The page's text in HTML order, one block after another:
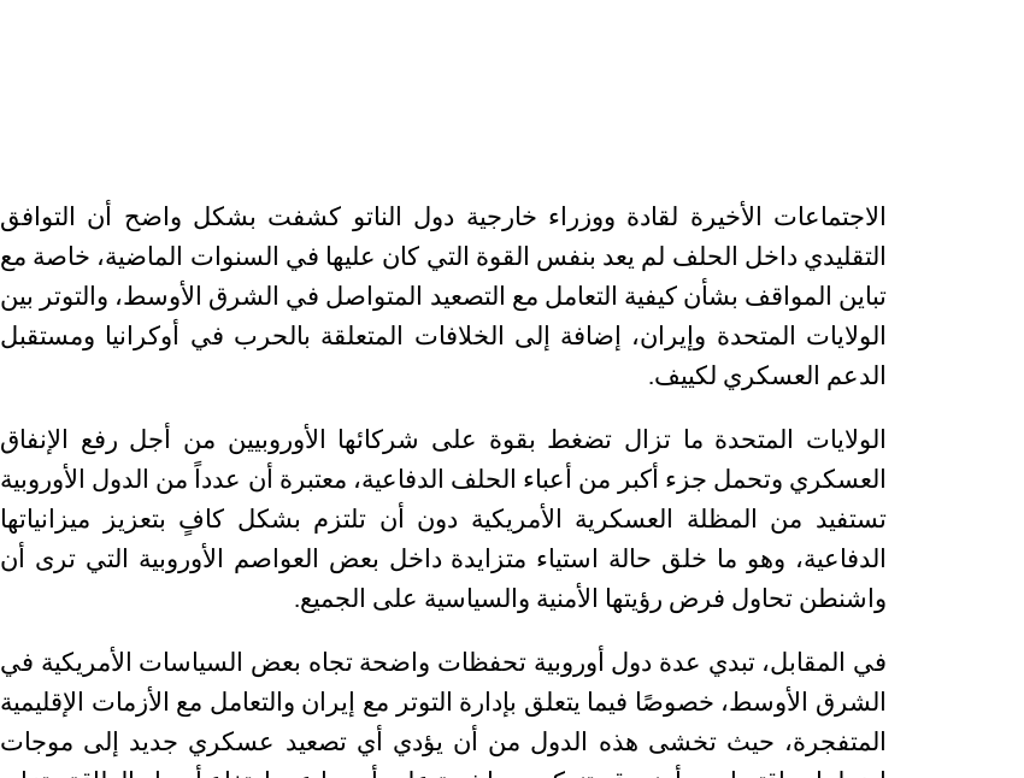
الاجتماعات الأخيرة لقادة ووزراء خارجية دول الناتو كشفت بشكل واضح أن التوافق
التقليدي داخل الحلف لم يعد بنفس القوة التي كان عليها في السنوات الماضية، خاصة مع
تباين المواقف بشأن كيفية التعامل مع التصعيد المتواصل في الشرق الأوسط، والتوتر بين
الولايات المتحدة وإيران، إضافة إلى الخلافات المتعلقة بالحرب في أوكرانيا ومستقبل
الدعم العسكري لكييف.
الولايات المتحدة ما تزال تضغط بقوة على شركائها الأوروبيين من أجل رفع الإنفاق
العسكري وتحمل جزء أكبر من أعباء الحلف الدفاعية، معتبرة أن عدداً من الدول الأوروبية
تستفيد من المظلة العسكرية الأمريكية دون أن تلتزم بشكل كافٍ بتعزيز ميزانياتها
الدفاعية، وهو ما خلق حالة استياء متزايدة داخل بعض العواصم الأوروبية التي ترى أن
واشنطن تحاول فرض رؤيتها الأمنية والسياسية على الجميع.
في المقابل، تبدي عدة دول أوروبية تحفظات واضحة تجاه بعض السياسات الأمريكية في
الشرق الأوسط، خصوصًا فيما يتعلق بإدارة التوتر مع إيران والتعامل مع الأزمات الإقليمية
المتفجرة، حيث تخشى هذه الدول من أن يؤدي أي تصعيد عسكري جديد إلى موجات